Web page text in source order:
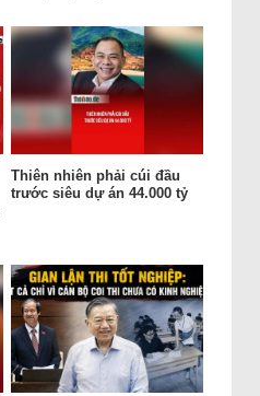
Thiên nhiên phải cúi đầu
trước siêu dự án 44.000 tỷ